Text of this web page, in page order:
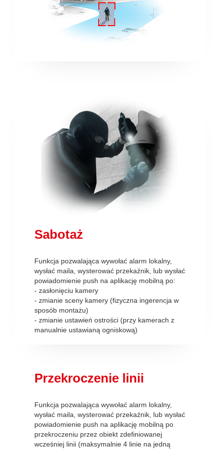
Sabotaż
Funkcja pozwalająca wywołać alarm lokalny,
wysłać maila, wysterować przekaźnik, lub wysłać
powiadomienie push na aplikację mobilną po:
- zasłonięciu kamery
- zmianie sceny kamery (fizyczna ingerencja w
sposób montażu)
- zmianie ustawień ostrości (przy kamerach z
manualnie ustawianą ogniskową)
Przekroczenie linii
Funkcja pozwalająca wywołać alarm lokalny,
wysłać maila, wysterować przekaźnik, lub wysłać
powiadomienie push na aplikację mobilną po
przekroczeniu przez obiekt zdefiniowanej
wcześniej linii (maksymalnie 4 linie na jedną